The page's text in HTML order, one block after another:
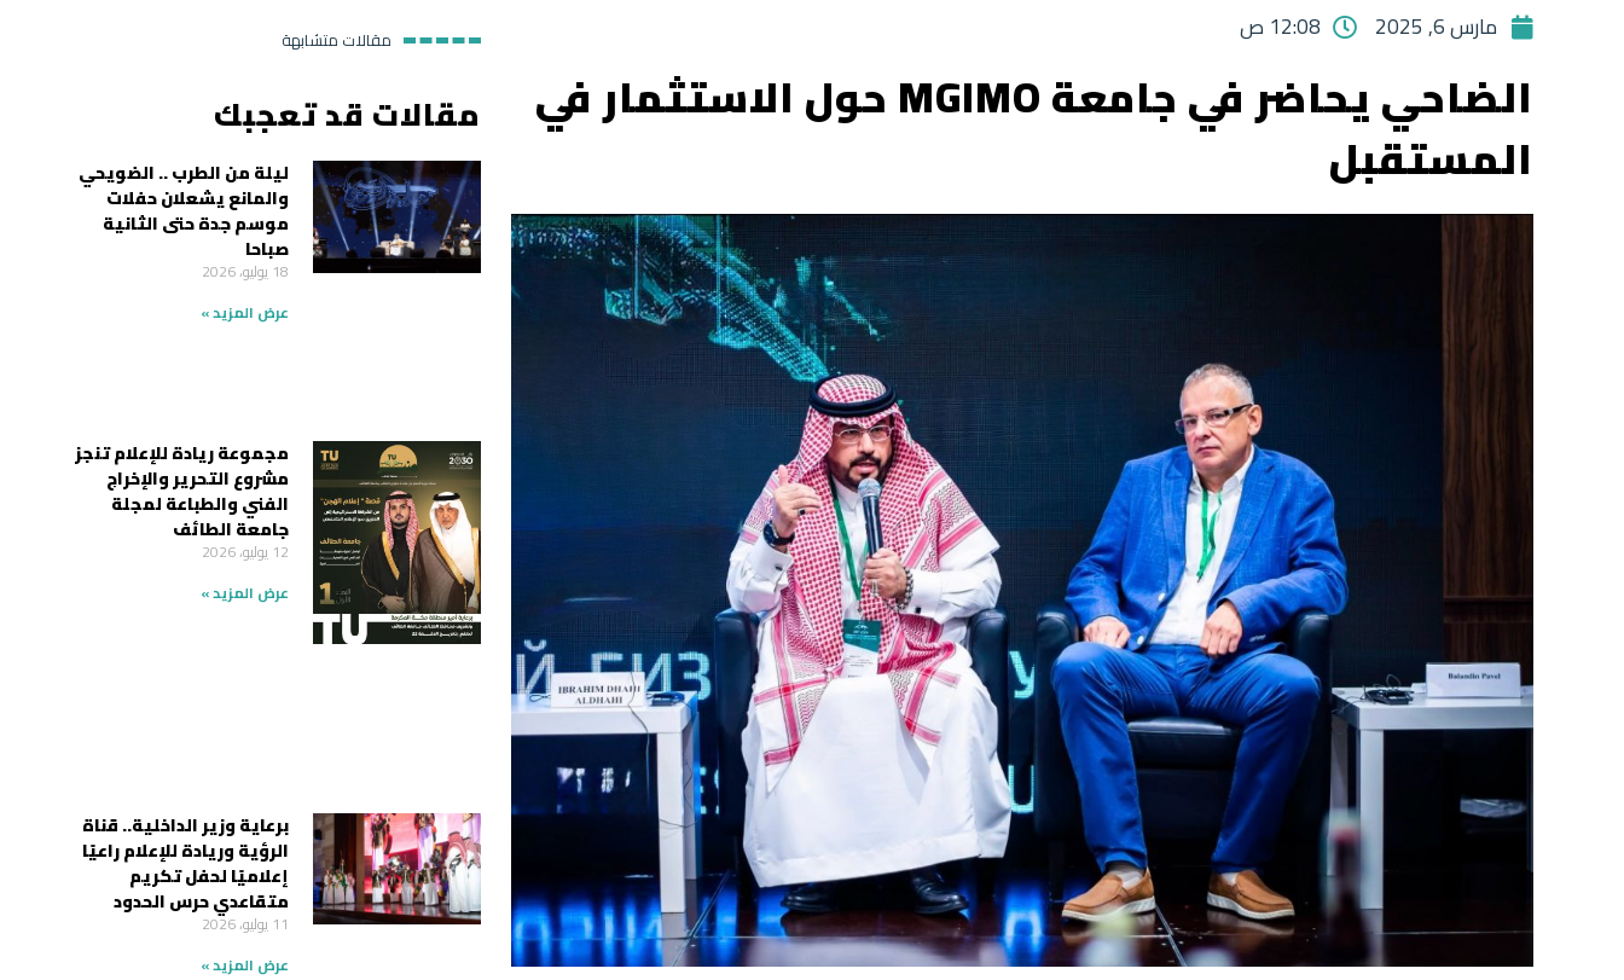
مارس 6, 2025 12:08 ص
الضاحي يحاضر في جامعة MGIMO حول الاستثمار في
المستقبل
مقالات متشابهة
مقالات قد تعجبك
ليلة من الطرب .. الضويحي
والمانع يشعلان حفلات
موسم جدة حتى الثانية
صباحا
18 يوليو، 2026
عرض المزيد »
مجموعة ريادة للإعلام تنجز
مشروع التحرير والإخراج
الفني والطباعة لمجلة
جامعة الطائف
12 يوليو، 2026
عرض المزيد »
برعاية وزير الداخلية.. قناة
الرؤية وريادة للإعلام راعيًا
إعلاميًا لحفل تكريم
متقاعدي حرس الحدود
11 يوليو، 2026
عرض المزيد »